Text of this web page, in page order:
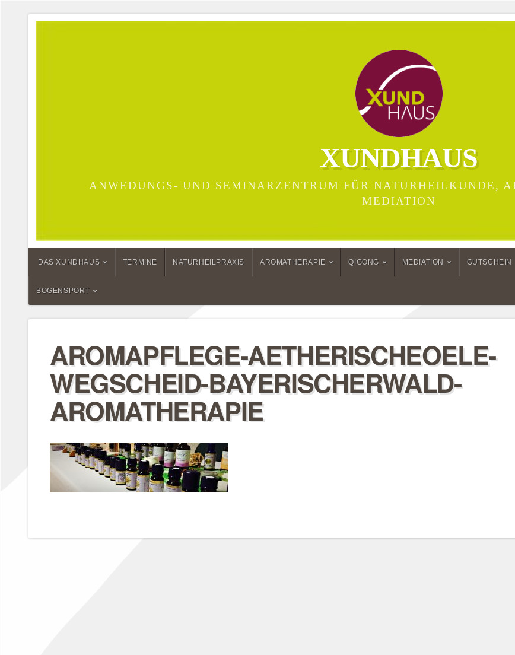
XUNDHAUS
ANWEDUNGS- UND SEMINARZENTRUM FÜR NATURHEILKUNDE,
MEDIATION
DAS XUNDHAUS TERMINE NATURHEILPRAXIS AROMATHERAPIE QIGONG MEDIATION GUTSCHEIN
BOGENSPORT
AROMAPFLEGE-AETHERISCHEOELE-
WEGSCHEID-BAYERISCHERWALD-
AROMATHERAPIE